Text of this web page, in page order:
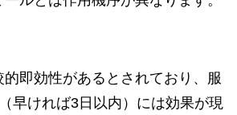
即効性があるとされており、服
早ければ3日以内）には効果が現